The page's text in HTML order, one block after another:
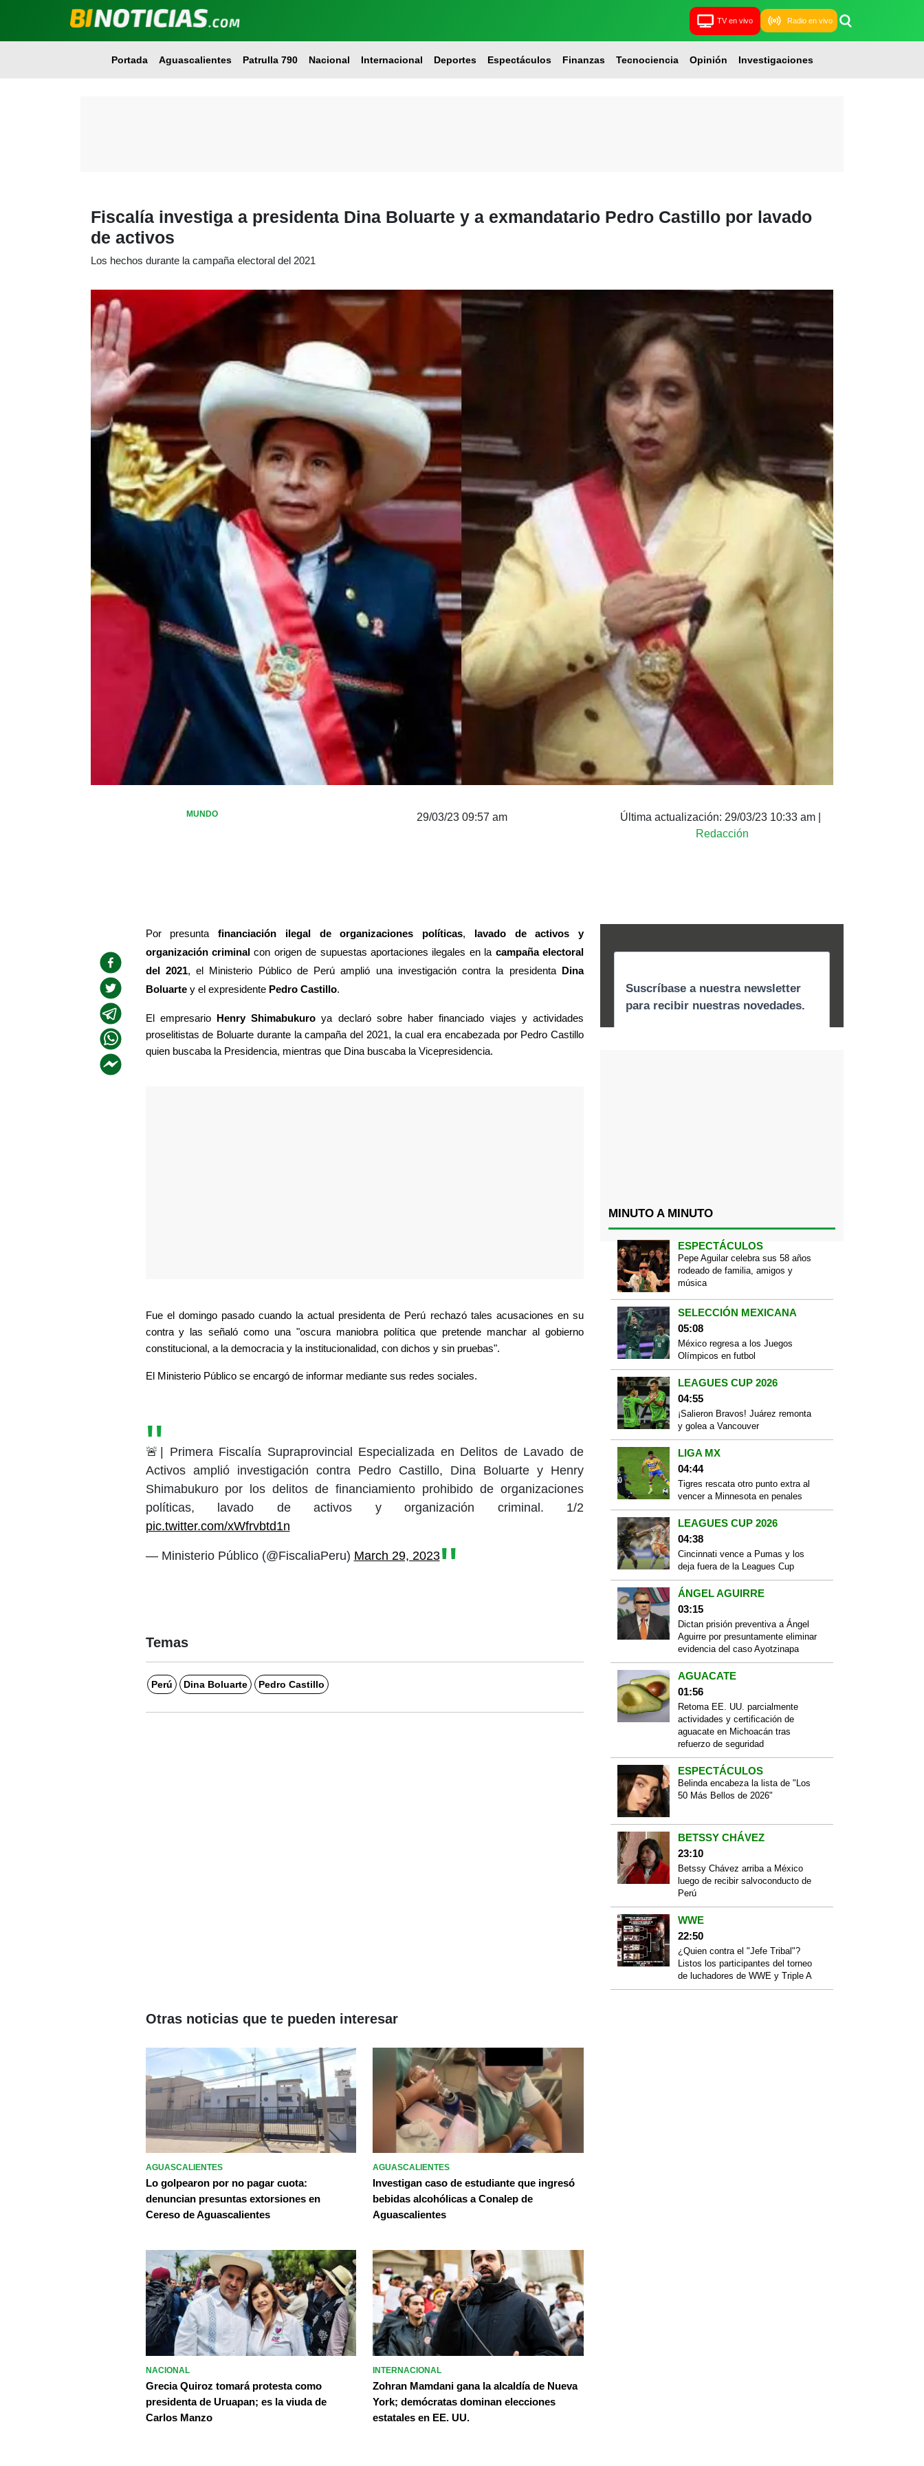
TV en vivo Radio en vivo
Portada Aguascalientes Patrulla 790 Nacional Internacional Deportes Espectáculos Finanzas Tecnociencia Opinión Investigaciones
Fiscalía investiga a presidenta Dina Boluarte y a exmandatario Pedro Castillo por lavado
de activos
Los hechos durante la campaña electoral del 2021
MUNDO 29/03/23 09:57 am Última actualización: 29/03/23 10:33 am
Redacción
Por presunta financiación ilegal de organizaciones políticas,
lavado de activos y
organización criminal con origen de supuestas aportaciones ilegales en la campaña electoral
del 2021, el Ministerio Público de Perú amplió una investigación contra la presidenta
Dina
Boluarte y el expresidente Pedro Castillo.
El empresario Henry Shimabukuro ya declaró sobre haber financiado viajes y actividades
proselitistas de Boluarte durante la campaña del 2021, la cual era encabezada por Pedro Castillo
quien buscaba la Presidencia, mientras que Dina buscaba la Vicepresidencia.
Fue el domingo pasado cuando la actual presidenta de Perú rechazó tales acusaciones en su
contra y las señaló como una "oscura maniobra política que pretende manchar al gobierno
constitucional, a la democracia y la institucionalidad, con dichos y sin pruebas".
El Ministerio Público se encargó de informar mediante sus redes sociales.
🚨| Primera Fiscalía Supraprovincial Especializada en Delitos de Lavado de
Activos amplió investigación contra Pedro Castillo, Dina Boluarte y Henry
Shimabukuro por los delitos de financiamiento prohibido de organizaciones
políticas, lavado de activos y organización criminal. 1/2
pic.twitter.com/xWfrvbtd1n
— Ministerio Público (@FiscaliaPeru) March 29, 2023
Temas
Perú Dina Boluarte Pedro Castillo
MINUTO A MINUTO
ESPECTÁCULOS
Pepe Aguilar celebra sus 58 años
rodeado de familia, amigos y
música
SELECCIÓN MEXICANA
05:08
México regresa a los Juegos
Olímpicos en futbol
LEAGUES CUP 2026
04:55
¡Salieron Bravos! Juárez remonta
y golea a Vancouver
LIGA MX
04:44
Tigres rescata otro punto extra al
vencer a Minnesota en penales
LEAGUES CUP 2026
04:38
Cincinnati vence a Pumas y los
deja fuera de la Leagues Cup
ÁNGEL AGUIRRE
03:15
Dictan prisión preventiva a Ángel
Aguirre por presuntamente eliminar
evidencia del caso Ayotzinapa
AGUACATE
01:56
Retoma EE. UU. parcialmente
actividades y certificación de
aguacate en Michoacán tras
refuerzo de seguridad
ESPECTÁCULOS
Belinda encabeza la lista de "Los
50 Más Bellos de 2026"
BETSSY CHÁVEZ
23:10
Betssy Chávez arriba a México
luego de recibir salvoconducto de
Perú
WWE
22:50
¿Quien contra el "Jefe Tribal"?
Listos los participantes del torneo
de luchadores de WWE y Triple A
Otras noticias que te pueden interesar
AGUASCALIENTES
Lo golpearon por no pagar cuota:
denuncian presuntas extorsiones en
Cereso de Aguascalientes
AGUASCALIENTES
Investigan caso de estudiante que ingresó
bebidas alcohólicas a Conalep de
Aguascalientes
NACIONAL
Grecia Quiroz tomará protesta como
presidenta de Uruapan; es la viuda de
Carlos Manzo
INTERNACIONAL
Zohran Mamdani gana la alcaldía de Nueva
York; demócratas dominan elecciones
estatales en EE. UU.